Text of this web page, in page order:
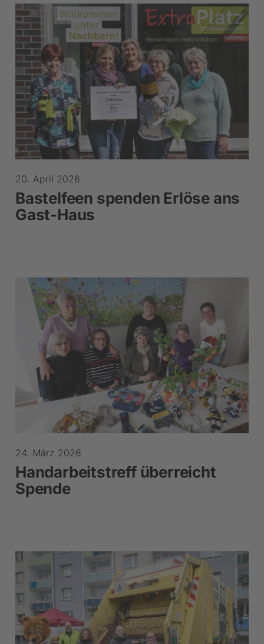
20. April 2026
Bastelfeen spenden Erlöse ans
Gast-Haus
24. März 2026
Handarbeitstreff überreicht
Spende